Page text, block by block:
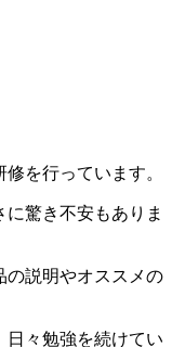
を行っています。
驚き不安もありま
の説明やオススメの
日々勉強を続けてい